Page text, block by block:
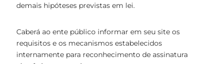
demais hipóteses previstas em lei.
Caberá ao ente público informar em seu site os
requisitos e os mecanismos estabelecidos
internamente para reconhecimento de assinatura